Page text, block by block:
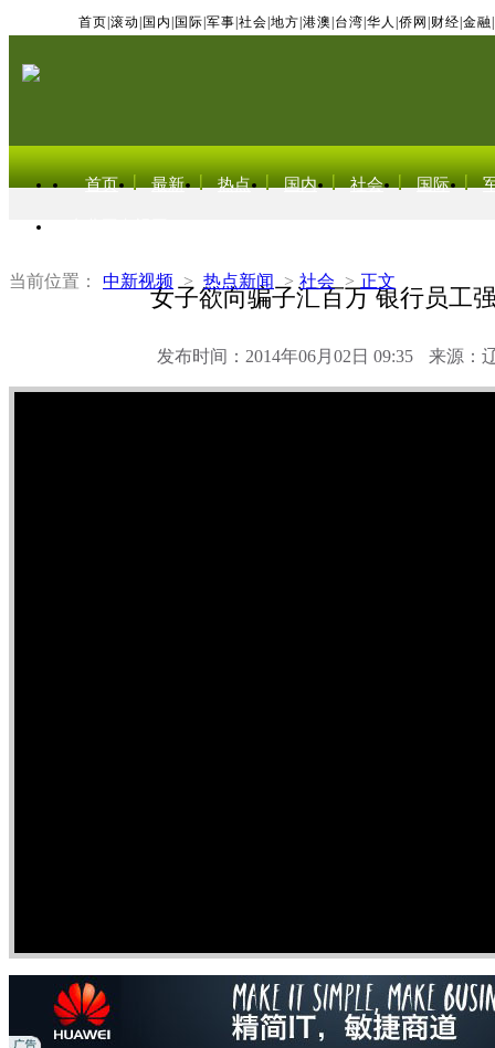
首页 滚动 国内 国际 军事 社会 地方 港澳 台湾 华人 侨网 财经 金融
首页 最新 热点 国内 社会 国际
当前位置： 中新视频 > 热点新闻 > 社会 > 正文
女子欲向骗子汇百万 银行员工
发布时间：2014年06月02日 09:35 来源：